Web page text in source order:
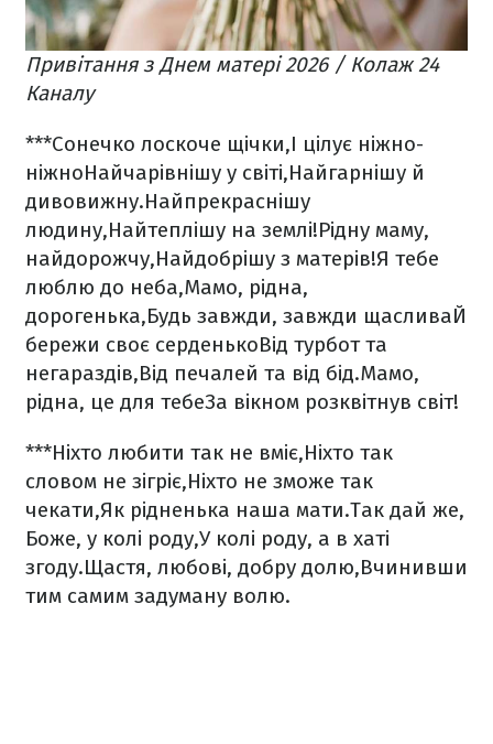
Привітання з Днем матері 2026 / Колаж 24
Каналу
***Сонечко лоскоче щічки,І цілує ніжно-
ніжноНайчарівнішу у світі,Найгарнішу й
дивовижну.Найпрекраснішу
людину,Найтеплішу на землі!Рідну маму,
найдорожчу,Найдобрішу з матерів!Я тебе
люблю до неба,Мамо, рідна,
дорогенька,Будь завжди, завжди щасливаЙ
бережи своє серденькоВід турбот та
негараздів,Від печалей та від бід.Мамо,
рідна, це для тебеЗа вікном розквітнув світ!
***Ніхто любити так не вміє,Ніхто так
словом не зігріє,Ніхто не зможе так
чекати,Як рідненька наша мати.Так дай же,
Боже, у колі роду,У колі роду, а в хаті
згоду.Щастя, любові, добру долю,Вчинивши
тим самим задуману волю.